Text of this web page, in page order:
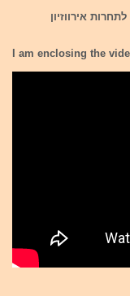
אירווזיון
I am enclosing the